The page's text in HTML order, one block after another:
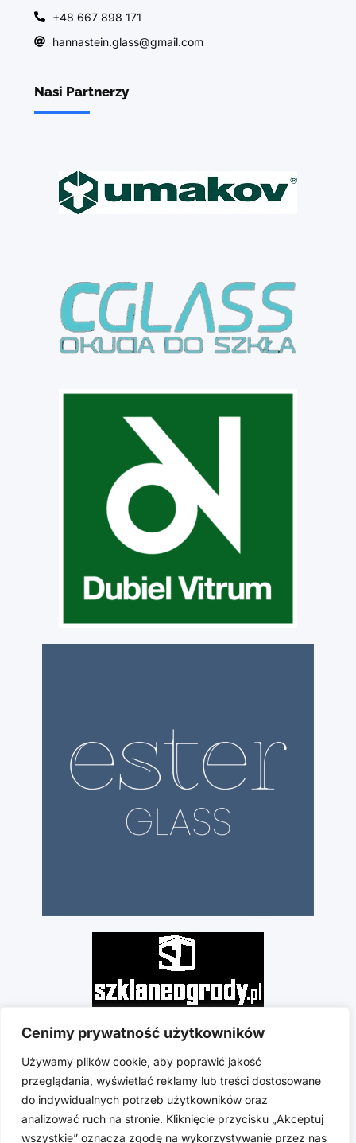
Cenimy prywatność użytkowników
Używamy plików cookie, aby poprawić jakość
przeglądania, wyświetlać reklamy lub treści dostosowane
do indywidualnych potrzeb użytkowników oraz
analizować ruch na stronie. Kliknięcie przycisku „Akceptuj
wszystkie” oznacza zgodę na wykorzystywanie przez nas
+48 667 898 171
hannastein.glass@gmail.com
Nasi Partnerzy